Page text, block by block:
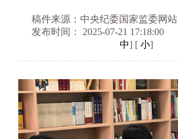
稿件来源：中央纪委国家监委网站
发布时间： 2025-07-21 17:18:00
中] [ 小]